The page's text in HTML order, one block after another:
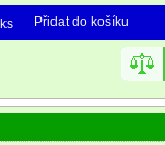
Přidat do košíku
ks